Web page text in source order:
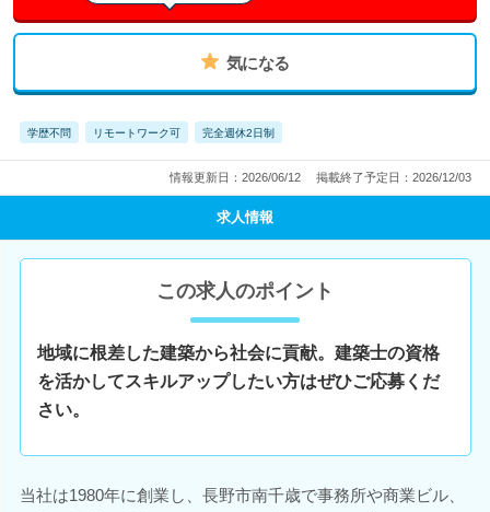
気になる
学歴不問 リモートワーク可 完全週休2日制
情報更新日：2026/06/12 掲載終了予定日：2026/12/03
求人情報
この求人のポイント
地域に根差した建築から社会に貢献。建築士の資格
を活かしてスキルアップしたい方はぜひご応募くだ
さい。
当社は1980年に創業し、長野市南千歳で事務所や商業ビル、